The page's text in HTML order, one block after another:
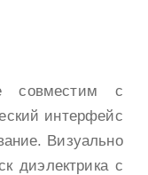
совместим с
интерфейс
Визуально
диэлектрика с